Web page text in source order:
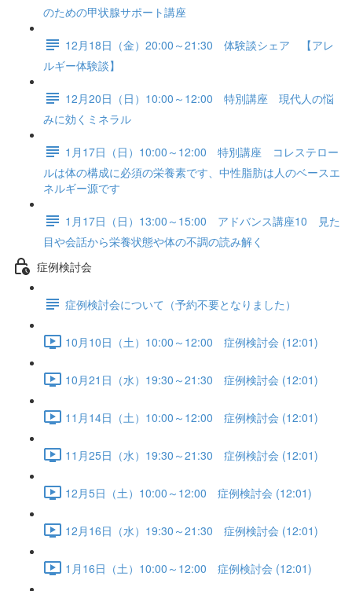
のための甲状腺サポート講座
12月18日（金）20:00～21:30 体験談シェア 【アレ
ルギー体験談】
12月20日（日）10:00～12:00 特別講座 現代人の悩
みに効くミネラル
1月17日（日）10:00～12:00 特別講座 コレステロー
ルは体の構成に必須の栄養素です、中性脂肪は人のベースエ
ネルギー源です
1月17日（日）13:00～15:00 アドバンス講座10 見た
目や会話から栄養状態や体の不調の読み解く
症例検討会
症例検討会について（予約不要となりました）
10月10日（土）10:00～12:00 症例検討会 (12:01)
10月21日（水）19:30～21:30 症例検討会 (12:01)
11月14日（土）10:00～12:00 症例検討会 (12:01)
11月25日（水）19:30～21:30 症例検討会 (12:01)
12月5日（土）10:00～12:00 症例検討会 (12:01)
12月16日（水）19:30～21:30 症例検討会 (12:01)
1月16日（土）10:00～12:00 症例検討会 (12:01)